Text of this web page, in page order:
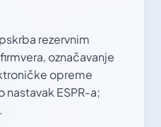
rezervnim
označavanje
opreme
nastavak ESPR-a;